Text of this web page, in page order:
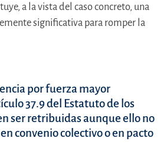
a la vista del caso concreto, una
significativa para romper la
por fuerza mayor
37.9 del Estatuto de los
ser retribuidas aunque ello no
convenio colectivo o en pacto